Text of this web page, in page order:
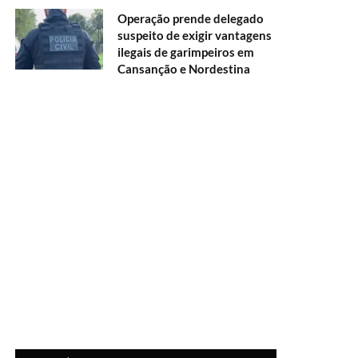
Operação prende delegado
suspeito de exigir vantagens
ilegais de garimpeiros em
Cansanção e Nordestina